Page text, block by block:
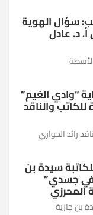
سؤال الهوية
د. عادل
“وادي الغيم”
والناقد
رائد الحواري
سيدة بن
في جسدي”
المحرزي
بن جازية